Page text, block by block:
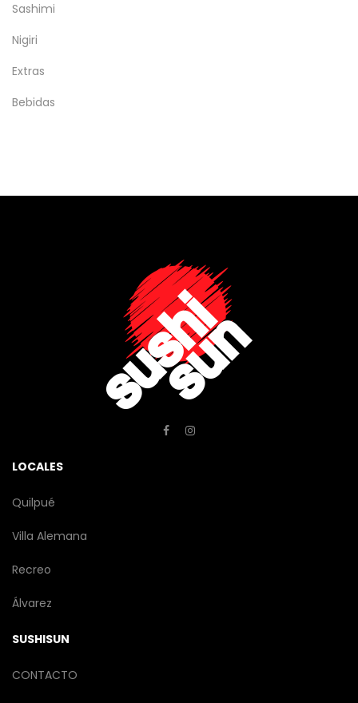
Sashimi
Nigiri
Extras
Bebidas
LOCALES
Quilpué
Villa Alemana
Recreo
Álvarez
SUSHISUN
CONTACTO